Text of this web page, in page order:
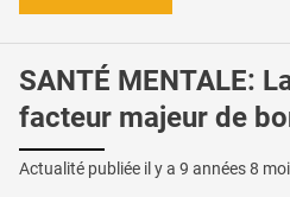
SANTÉ MENTALE:
facteur majeur de
Actualité publiée il y a 9 années 8